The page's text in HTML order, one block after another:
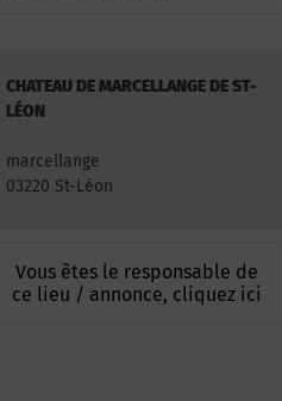
CHATEAU DE MARCELLANGE DE ST-
LÉON
marcellange
03220 St-Léon
Vous êtes le responsable de
ce lieu / annonce, cliquez ici